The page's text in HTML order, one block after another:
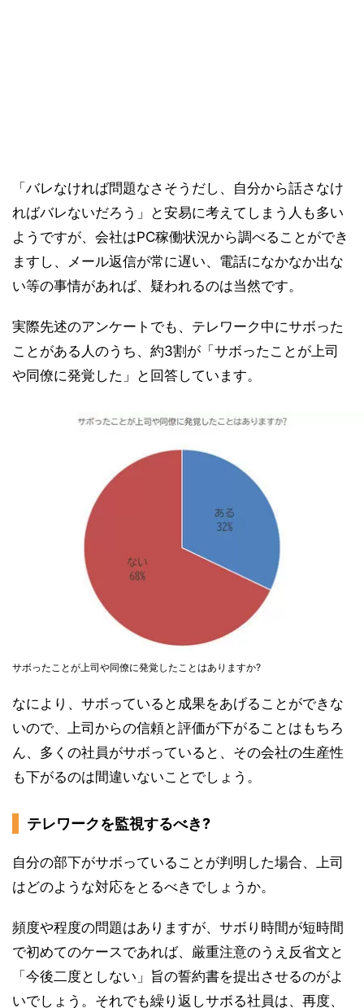
「バレなければ問題なさそうだし、自分から話さなけ
ればバレないだろう」と安易に考えてしまう人も多い
ようですが、会社はPC稼働状況から調べることができ
ますし、メール返信が常に遅い、電話になかなか出な
い等の事情があれば、疑われるのは当然です。
実際先述のアンケートでも、テレワーク中にサボった
ことがある人のうち、約3割が「サボったことが上司
や同僚に発覚した」と回答しています。
サボったことが上司や同僚に発覚したことはありますか?
なにより、サボっていると成果をあげることができな
いので、上司からの信頼と評価が下がることはもちろ
ん、多くの社員がサボっていると、その会社の生産性
も下がるのは間違いないことでしょう。
テレワークを監視するべき?
自分の部下がサボっていることが判明した場合、上司
はどのような対応をとるべきでしょうか。
頻度や程度の問題はありますが、サボり時間が短時間
で初めてのケースであれば、厳重注意のうえ反省文と
「今後二度としない」旨の誓約書を提出させるのがよ
いでしょう。それでも繰り返しサボる社員は、再度、